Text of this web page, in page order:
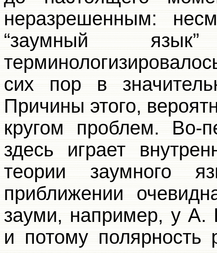
неразрешенным:
“заумный
сих пор в
Причины этого,
кругом проблем. Во-
здесь играет
теории заумного
приближении
зауми, например, у А.
и потому полярность